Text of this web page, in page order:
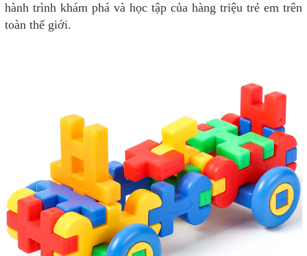
hành trình khám phá và học tập của hàng triệu trẻ em trên
toàn thế giới.